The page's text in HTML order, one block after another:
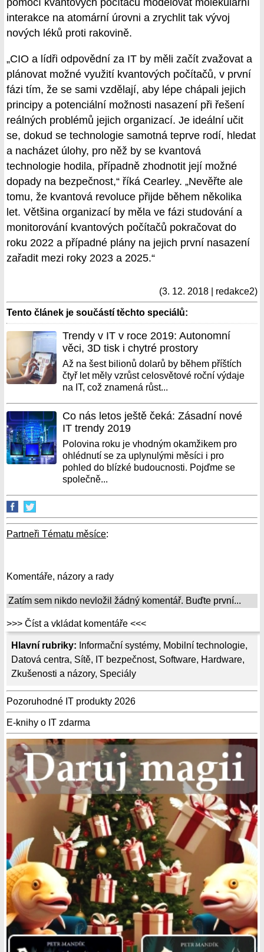
Hlavní rubriky: Informační systémy, Mobilní technologie,
Datová centra, Sítě, IT bezpečnost, Software, Hardware,
Zkušenosti a názory, Speciály
Pozoruhodné IT produkty 2026
E-knihy o IT zdarma
pomocí kvantových počítačů modelovat molekulární
interakce na atomární úrovni a zrychlit tak vývoj
nových léků proti rakovině.
„CIO a lídři odpovědní za IT by měli začít zvažovat a
plánovat možné využití kvantových počítačů, v první
fázi tím, že se sami vzdělají, aby lépe chápali jejich
principy a potenciální možnosti nasazení při řešení
reálných problémů jejich organizací. Je ideální učit
se, dokud se technologie samotná teprve rodí, hledat
a nacházet úlohy, pro něž by se kvantová
technologie hodila, případně zhodnotit její možné
dopady na bezpečnost,“ říká Cearley. „Nevěřte ale
tomu, že kvantová revoluce přijde během několika
let. Většina organizací by měla ve fázi studování a
monitorování kvantových počítačů pokračovat do
roku 2022 a případné plány na jejich první nasazení
zařadit mezi roky 2023 a 2025.“
(3. 12. 2018 | redakce2)
Tento článek je součástí těchto speciálů:
Trendy v IT v roce 2019: Autonomní
věci, 3D tisk i chytré prostory
Až na šest bilionů dolarů by během příštích
čtyř let měly vzrůst celosvětové roční výdaje
na IT, což znamená růst...
Co nás letos ještě čeká: Zásadní nové
IT trendy 2019
Polovina roku je vhodným okamžikem pro
ohlédnutí se za uplynulými měsíci i pro
pohled do blízké budoucnosti. Pojďme se
společně...
Partneři Tématu měsíce:
Komentáře, názory a rady
Zatím sem nikdo nevložil žádný komentář. Buďte první...
>>> Číst a vkládat komentáře <<<